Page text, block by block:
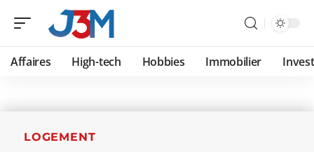
Affaires High-tech Hobbies Immobilier
LOGEMENT